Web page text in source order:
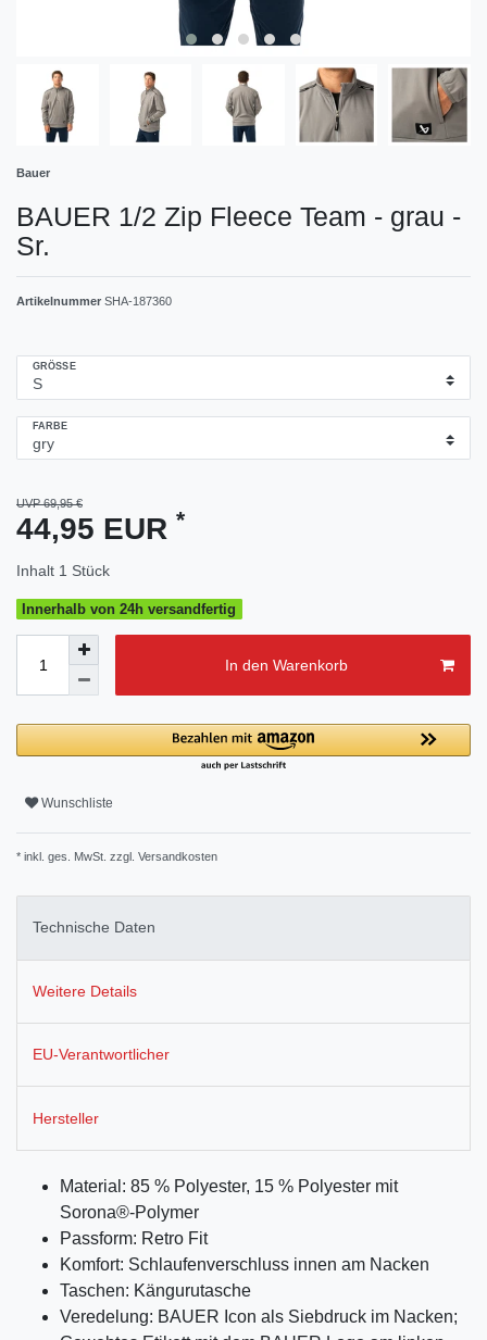
Bauer
BAUER 1/2 Zip Fleece Team - grau -
Sr.
Artikelnummer SHA-187360
GRÖSSE
FARBE
UVP 69,95 €
44,95 EUR *
Inhalt 1 Stück
Innerhalb von 24h versandfertig
In den Warenkorb
Wunschliste
* inkl. ges. MwSt. zzgl. Versandkosten
Technische Daten
Weitere Details
EU-Verantwortlicher
Hersteller
Material: 85 % Polyester, 15 % Polyester mit
Sorona®-Polymer
Passform: Retro Fit
Komfort: Schlaufenverschluss innen am Nacken
Taschen: Kängurutasche
Veredelung: BAUER Icon als Siebdruck im Nacken;